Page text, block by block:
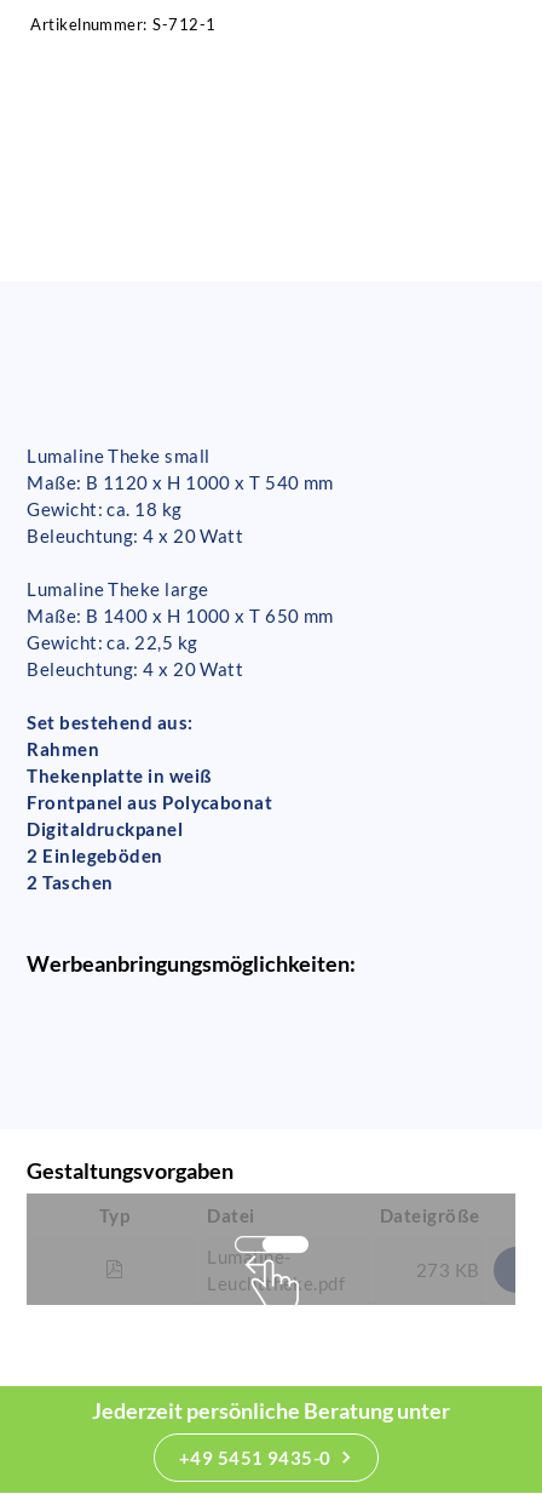
Artikelnummer: S-712-1
Lumaline Theke small
Maße: B 1120 x H 1000 x T 540 mm
Gewicht: ca. 18 kg
Beleuchtung: 4 x 20 Watt
Lumaline Theke large
Maße: B 1400 x H 1000 x T 650 mm
Gewicht: ca. 22,5 kg
Beleuchtung: 4 x 20 Watt
Set bestehend aus:
Rahmen
Thekenplatte in weiß
Frontpanel aus Polycabonat
Digitaldruckpanel
2 Einlegeböden
2 Taschen
Werbeanbringungsmöglichkeiten:
Gestaltungsvorgaben
Typ Datei
Dateigröße
Lumaline-
Leuchttheke.pdf
273 KB
Jederzeit persönliche Beratung unter
+49 5451 9435-0